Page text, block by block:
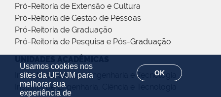
Usamos cookies nos
sites da UFVJM para
melhorar sua
experiência de
OK
Pró-Reitoria de Extensão e Cultura
Pró-Reitoria de Gestão de Pessoas
Pró-Reitoria de Graduação
Pró-Reitoria de Pesquisa e Pós-Graduação
Instituto de Ciência, Engenharia e Tecnologia
Instituto de Engenharia, Ciência e Tecnologia